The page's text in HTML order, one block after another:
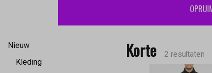
Keskusta
Nieuw
Kleding
Korte 2 resultaten